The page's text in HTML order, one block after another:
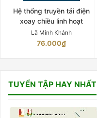
Hệ thống truyền tải điện
xoay chiều linh hoạt
Lã Minh Khánh
76.000₫
TUYỂN TẬP HAY NHẤT